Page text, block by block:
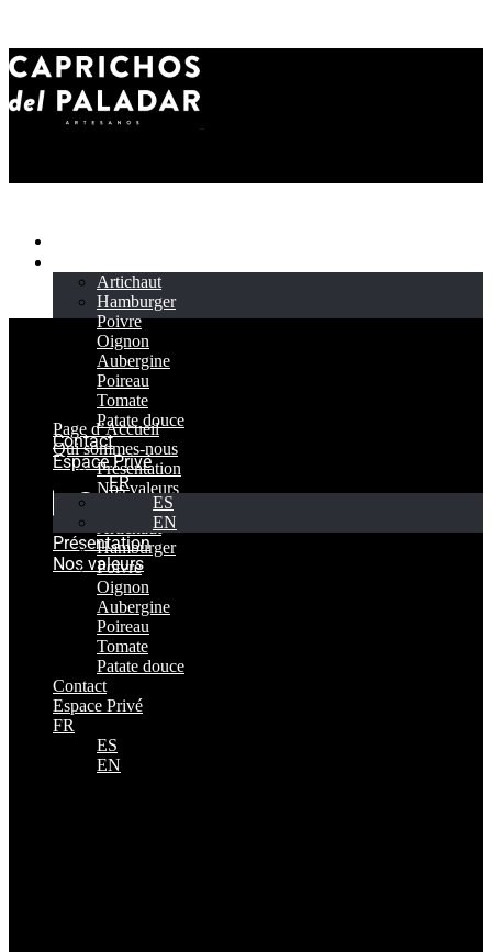
Artichaut
Hamburger
Poivre
Oignon
Aubergine
Poireau
Tomate
Patate douce
Contact
Espace Privé
FR
ES
EN
Présentation
Nos valeurs
Page d’Accueil
Qui sommes-nous
Présentation
Nos valeurs
Productos
Artichaut
Hamburger
Poivre
Oignon
Aubergine
Poireau
Tomate
Patate douce
Contact
Espace Privé
FR
ES
EN